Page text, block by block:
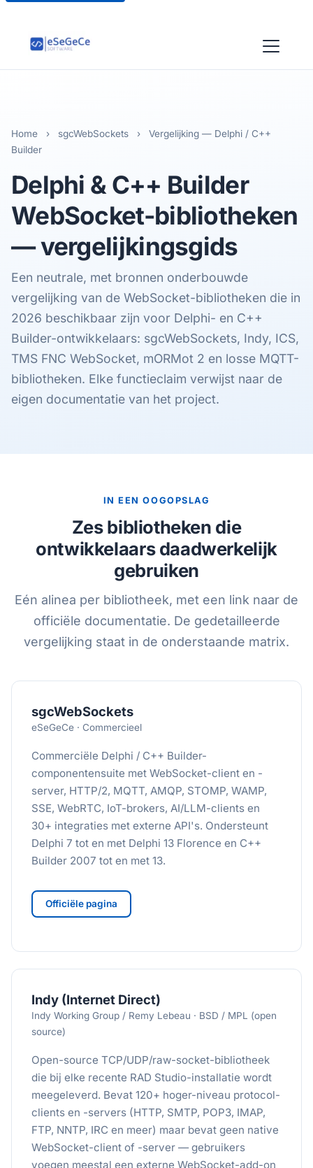
Home › sgcWebSockets ›
Vergelijking — Delphi / C++
Builder
Delphi & C++ Builder
WebSocket-bibliotheken
— vergelijkingsgids
Een neutrale, met bronnen onderbouwde
vergelijking van de WebSocket-bibliotheken die in
2026 beschikbaar zijn voor Delphi- en C++
Builder-ontwikkelaars: sgcWebSockets, Indy, ICS,
TMS FNC WebSocket, mORMot 2 en losse MQTT-
bibliotheken. Elke functieclaim verwijst naar de
eigen documentatie van het project.
IN EEN OOGOPSLAG
Zes bibliotheken die
ontwikkelaars daadwerkelijk
gebruiken
Eén alinea per bibliotheek, met een link naar de
officiële documentatie. De gedetailleerde
vergelijking staat in de onderstaande matrix.
sgcWebSockets
eSeGeCe · Commercieel
Commerciële Delphi / C++ Builder-
componentensuite met WebSocket-client en -
server, HTTP/2, MQTT, AMQP, STOMP, WAMP,
SSE, WebRTC, IoT-brokers, AI/LLM-clients en
30+ integraties met externe API's. Ondersteunt
Delphi 7 tot en met Delphi 13 Florence en C++
Builder 2007 tot en met 13.
Officiële pagina
Indy (Internet Direct)
Indy Working Group / Remy Lebeau · BSD / MPL (open
source)
Open-source TCP/UDP/raw-socket-bibliotheek
die bij elke recente RAD Studio-installatie wordt
meegeleverd. Bevat 120+ hoger-niveau protocol-
clients en -servers (HTTP, SMTP, POP3, IMAP,
FTP, NNTP, IRC en meer) maar bevat geen native
WebSocket-client of -server — gebruikers
voegen meestal een externe WebSocket-add-on